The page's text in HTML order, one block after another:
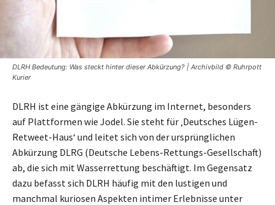
DLRH Bedeutung: Was steckt hinter dieser Abkürzung? | Archivbild © Ruhrpott
Kurier
DLRH ist eine gängige Abkürzung im Internet, besonders
auf Plattformen wie Jodel. Sie steht für ‚Deutsches Lügen-
Retweet-Haus‘ und leitet sich von der ursprünglichen
Abkürzung DLRG (Deutsche Lebens-Rettungs-Gesellschaft)
ab, die sich mit Wasserrettung beschäftigt. Im Gegensatz
dazu befasst sich DLRH häufig mit den lustigen und
manchmal kuriosen Aspekten intimer Erlebnisse unter